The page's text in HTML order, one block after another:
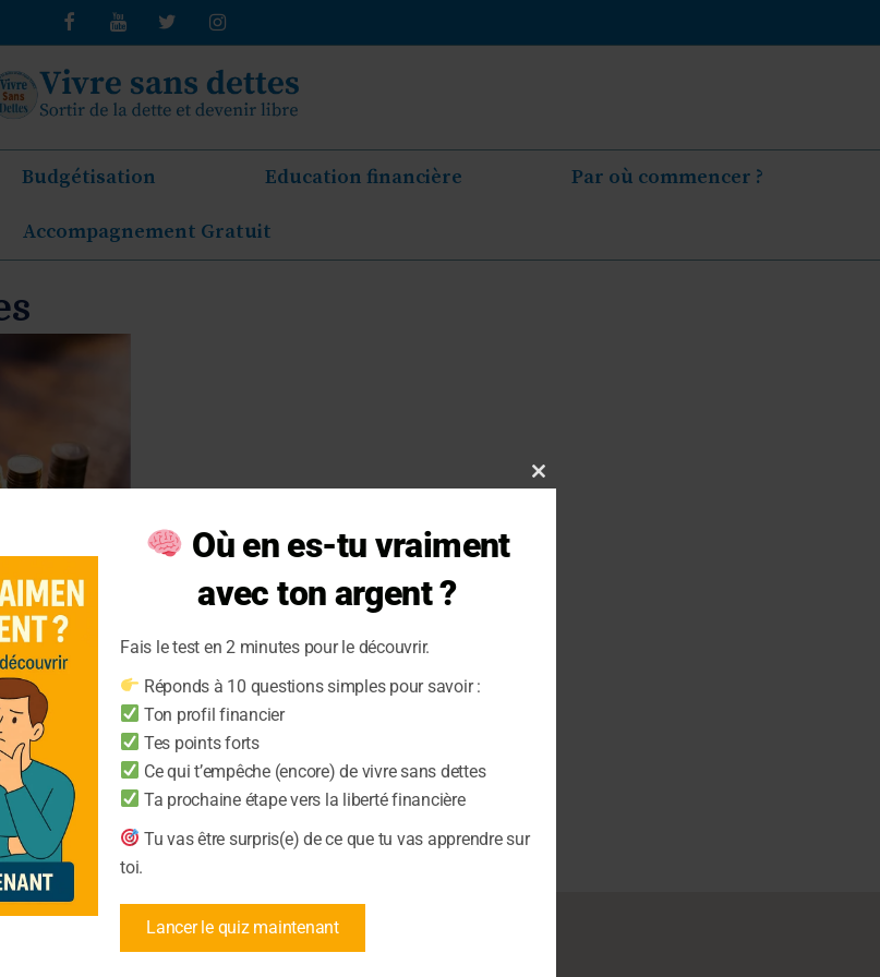
Budgétisation Education financière Par où commencer ?
Accompagnement Gratuit
votre
cet article.
Vivre sans dettes
Close
Où en es-tu vraiment
avec ton argent ?
Fais le test en 2 minutes pour le découvrir.
Réponds à 10 questions simples pour savoir :
Ton profil financier
Tes points forts
Ce qui t’empêche (encore) de vivre sans dettes
Ta prochaine étape vers la liberté financière
Tu vas être surpris(e) de ce que tu vas apprendre sur
toi.
Lancer le quiz maintenant